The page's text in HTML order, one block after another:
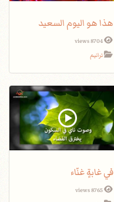
هذا هو اليوم السعيد
8704 views
ترانيم
في غابةٍ غنّاء
8765 views